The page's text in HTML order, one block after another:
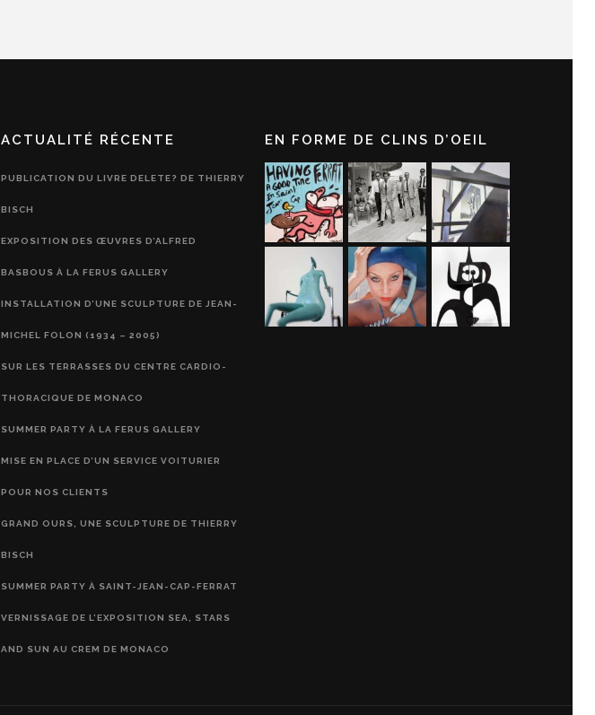
ACTUALITÉ RÉCENTE
PUBLICATION DU LIVRE DELETE? DE THIERRY
BISCH
EXPOSITION DES ŒUVRES D’ALFRED
BASBOUS À LA FERUS GALLERY
INSTALLATION D’UNE SCULPTURE DE JEAN-
MICHEL FOLON (1934 – 2005)
SUR LES TERRASSES DU CENTRE CARDIO-
THORACIQUE DE MONACO
SUMMER PARTY À LA FERUS GALLERY
MISE EN PLACE D’UN SERVICE VOITURIER
POUR NOS CLIENTS
GRAND OURS, UNE SCULPTURE DE THIERRY
BISCH
SUMMER PARTY À SAINT-JEAN-CAP-FERRAT
VERNISSAGE DE L’EXPOSITION SEA, STARS
AND SUN AU CREM DE MONACO
EN FORME DE CLINS D’OEIL